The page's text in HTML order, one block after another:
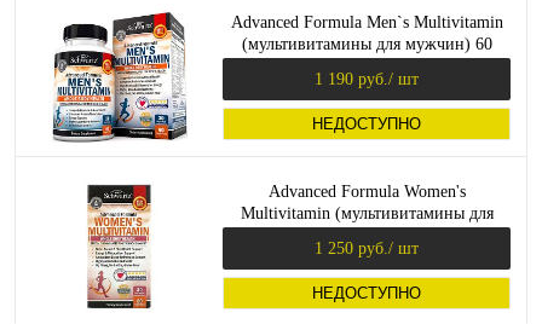
Advanced Formula Men`s Multivitamin
(мультивитамины для мужчин) 60
1 190 руб. / шт
НЕДОСТУПНО
Advanced Formula Women's
Multivitamin (мультивитамины для
1 250 руб. / шт
НЕДОСТУПНО